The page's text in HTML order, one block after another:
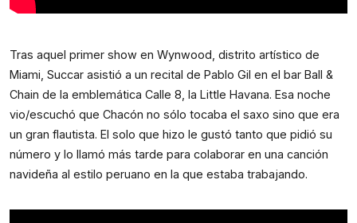
Tras aquel primer show en Wynwood, distrito artístico de
Miami, Succar asistió a un recital de Pablo Gil en el bar Ball &
Chain de la emblemática Calle 8, la Little Havana. Esa noche
vio/escuchó que Chacón no sólo tocaba el saxo sino que era
un gran flautista. El solo que hizo le gustó tanto que pidió su
número y lo llamó más tarde para colaborar en una canción
navideña al estilo peruano en la que estaba trabajando.